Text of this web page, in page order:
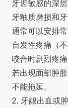
牙齿敏感的深
牙釉质磨损和
通常可以安排
自发性疼痛（
咬合时剧烈疼
若出现面部肿
不能拖延。
2. 牙龈出血或